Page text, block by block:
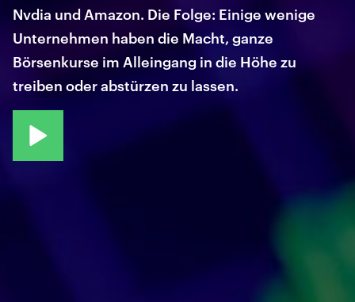
Nvdia und Amazon. Die Folge: Einige wenige
Unternehmen haben die Macht, ganze
Börsenkurse im Alleingang in die Höhe zu
treiben oder abstürzen zu lassen.